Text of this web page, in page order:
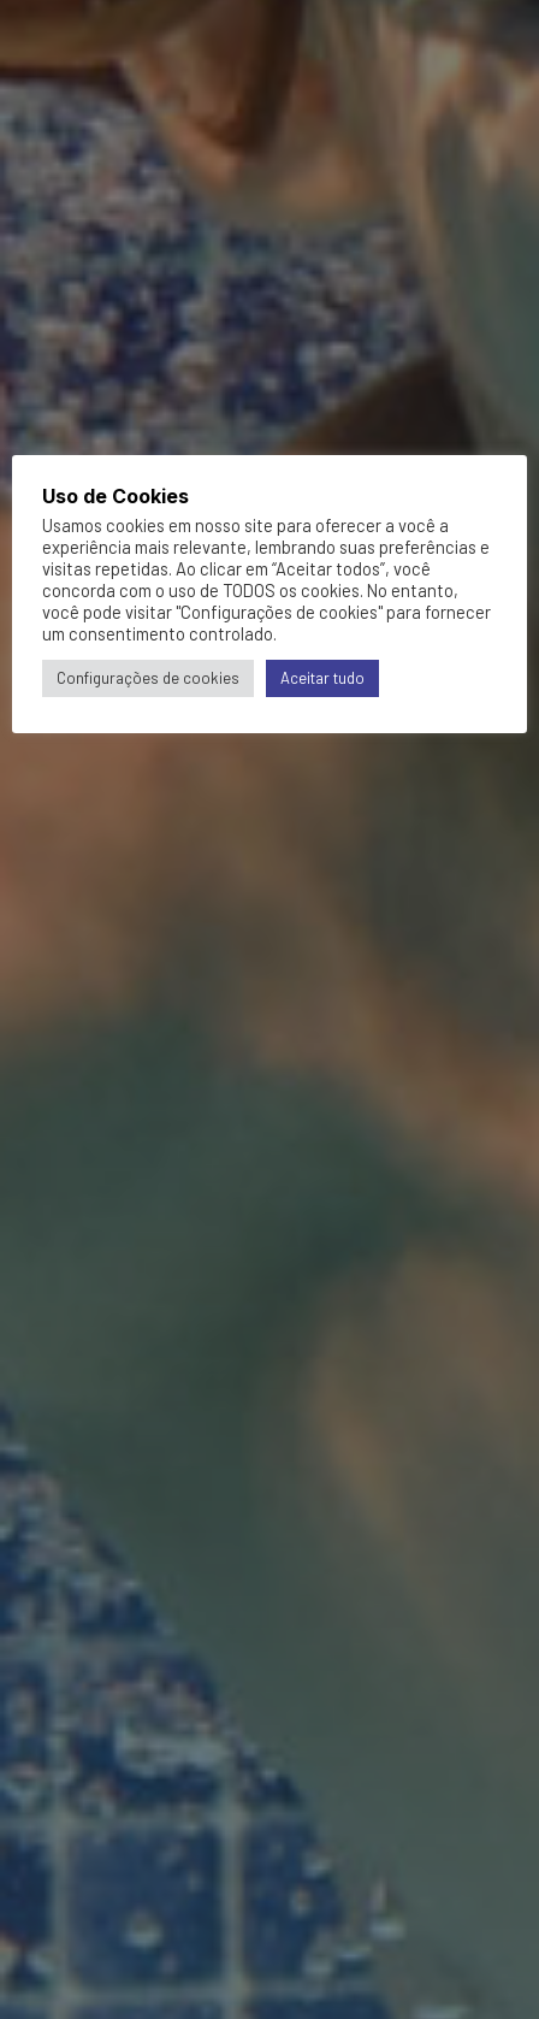
Uso de Cookies
Usamos cookies em nosso site para oferecer a você a
experiência mais relevante, lembrando suas preferências e
visitas repetidas. Ao clicar em “Aceitar todos”, você
concorda com o uso de TODOS os cookies. No entanto,
você pode visitar "Configurações de cookies" para fornecer
um consentimento controlado.
Configurações de cookies Aceitar tudo